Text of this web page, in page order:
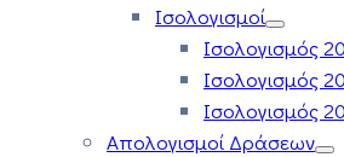
Ισολογισμοί
Ισολογισμός
Ισολογισμός
Ισολογισμός
Απολογισμοί Δράσεων